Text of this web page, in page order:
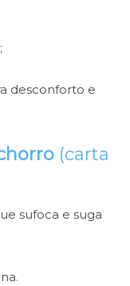
desconforto e
(carta
sufoca e suga